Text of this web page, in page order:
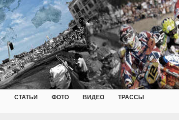
СТАТЬИ ФОТО ВИДЕО ТРАССЫ